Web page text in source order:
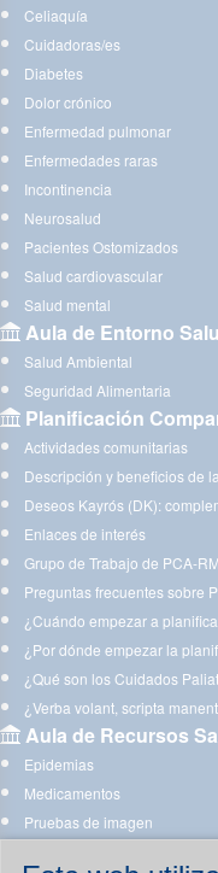
Celiaquía
Cuidadoras/es
Diabetes
Dolor crónico
Enfermedad pulmonar
Enfermedades raras
Incontinencia
Neurosalud
Pacientes Ostomizados
Salud cardiovascular
Salud mental
Aula de Entorno
Salud Ambiental
Seguridad Alimentaria
Planificación
Actividades comunitarias
Descripción y beneficios de
Deseos Kayrós (DK):
Enlaces de interés
Grupo de Trabajo de PCA-RM
Preguntas frecuentes sobre
¿Cuándo empezar a
¿Por dónde empezar la
¿Qué son los Cuidados
¿Verba volant, scripta
Aula de Recursos
Epidemias
Medicamentos
Pruebas de imagen